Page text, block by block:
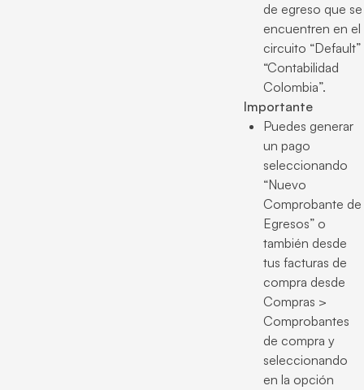
de egreso que se
encuentren en el
circuito “Default”
“Contabilidad
Colombia”.
Importante
Puedes generar
un pago
seleccionando
“Nuevo
Comprobante de
Egresos” o
también desde
tus facturas de
compra desde
Compras >
Comprobantes
de compra y
seleccionando
en la opción